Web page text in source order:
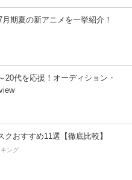
月期夏の新アニメを一挙紹介！
20代を応援！オーディション・
おすすめ11選【徹底比較】
ング